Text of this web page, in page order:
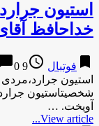
استیون
خداحافظ
bookmark فوتبال access_time
9 years ago
0
استیون جرارد،مردی
آویخت. …
View article...